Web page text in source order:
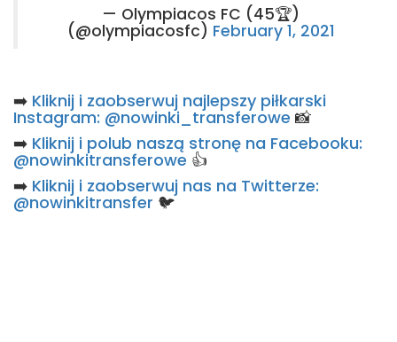
— Olympiacos FC (45🏆)
(@olympiacosfc) February 1, 2021
➡️ Kliknij i zaobserwuj najlepszy piłkarski
Instagram: @nowinki_transferowe 📸
➡️ Kliknij i polub naszą stronę na Facebooku:
@nowinkitransferowe 👍
➡️ Kliknij i zaobserwuj nas na Twitterze:
@nowinkitransfer 🐦